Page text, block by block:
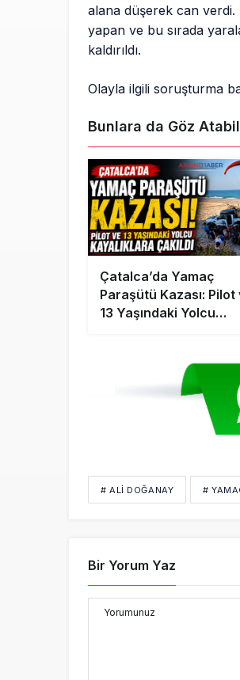
alana düşerek can verdi.
yapan ve bu sırada
kaldırıldı.
Olayla ilgili soruşturma
Bunlara da Göz
Çatalca’da Yamaç
Paraşütü Kazası: Pilot
13 Yaşındaki Yolcu
# ALI DOĞANAY #
Bir Yorum Yaz
Yorumunuz